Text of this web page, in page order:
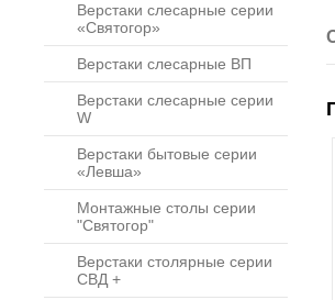
Верстаки слесарные серии
«Святогор»
Верстаки слесарные ВП
Верстаки слесарные серии
W
Верстаки бытовые серии
«Левша»
Монтажные столы серии
"Святогор"
Верстаки столярные серии
СВД +